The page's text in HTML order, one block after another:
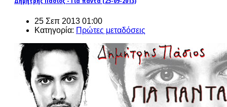
25 Σεπ 2013 01:00
Κατηγορία: Πρώτες μεταδόσεις